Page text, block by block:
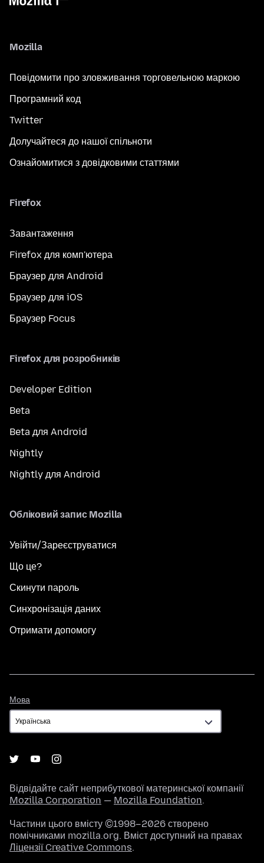
Mozilla
Повідомити про зловживання торговельною маркою
Програмний код
Twitter
Долучайтеся до нашої спільноти
Ознайомитися з довідковими статтями
Firefox
Завантаження
Firefox для комп'ютера
Браузер для Android
Браузер для iOS
Браузер Focus
Firefox для розробників
Developer Edition
Beta
Beta для Android
Nightly
Nightly для Android
Обліковий запис Mozilla
Увійти/Зареєструватися
Що це?
Скинути пароль
Синхронізація даних
Отримати допомогу
Мова
Відвідайте сайт неприбуткової материнської компанії
Mozilla Corporation — Mozilla Foundation.
Частини цього вмісту ©1998–2026 створено
помічниками mozilla.org. Вміст доступний на правах
Ліцензії Creative Commons.